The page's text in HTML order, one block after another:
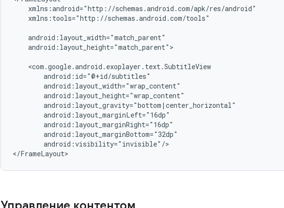
xmlns:tools="http://schemas.android.com/tools"
android:layout_height="match_parent">
android:visibility="invisible"/>
</FrameLayout>